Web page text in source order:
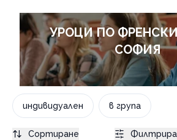
УРОЦИ ПО
СОФИЯ
индивидуален в група
Сортиране